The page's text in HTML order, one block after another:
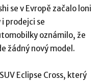
se v Evropě začalo loni
prodejci se
oznámilo, že
žádný nový model.
Eclipse Cross, který